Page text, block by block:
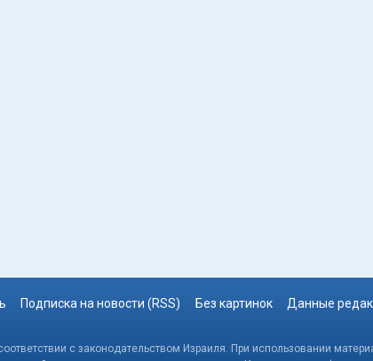
Подписка на новости (RSS) Без картинок Данные
с законодательством Израиля. При использовании